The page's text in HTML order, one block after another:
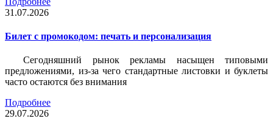
31.07.2026
Билет c промокодом: печать и персонализация
Сегодняшний рынок рекламы насыщен типовыми
предложениями, из-за чего стандартные листовки и буклеты
часто остаются без внимания
Подробнее
29.07.2026